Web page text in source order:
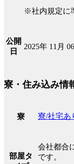
※社内規定に
公開
日
2025年 11月
寮・住み込み情
寮 寮/社宅あ
部屋タ
会社都合
です。